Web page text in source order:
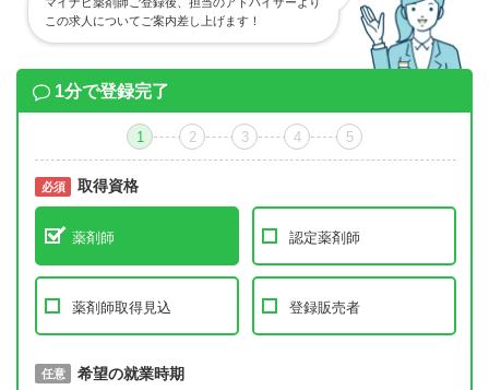
この求人についてご案内差し上げます！
1分で登録完了
1 2 3 4 5
必須 取得資格
薬剤師 認定薬剤師
薬剤師取得見込 登録販売者
必須 取得予定年
任意 希望の就業時期